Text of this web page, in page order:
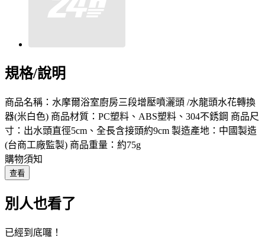
規格/說明
商品名稱：水摩爾浴室廚房三段增壓噴灑頭 /水龍頭水花轉換
器(米白色) 商品材質：PC塑料、ABS塑料、304不銹鋼 商品尺
寸：出水頭直徑5cm、全長含接頭約9cm 製造產地：中國製造
(台商工廠監製) 商品重量：約75g
購物須知
查看
別人也看了
已經到底囉！